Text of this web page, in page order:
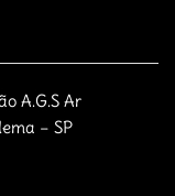
A.G.S Ar
– SP